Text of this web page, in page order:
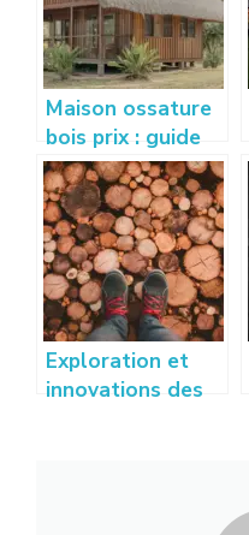
Maison ossature
bois prix : guide
complet pour
estimer votre
budget
Exploration et
innovations des